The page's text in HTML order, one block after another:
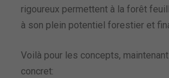
rigoureux permettent à la forêt
à son plein potentiel forestier et
Voilà pour les concepts,
concret: